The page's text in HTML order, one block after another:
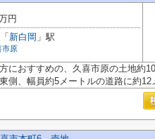
円
「 新白岡 」駅
市原
におすすめの、久喜市原の土地約
側、幅員約5メートルの道路に約12